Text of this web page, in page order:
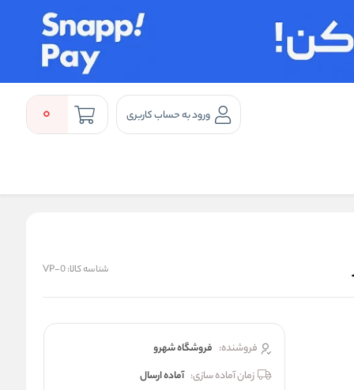
ورود به حساب کاربری 0
شناسه کالا:VP-0
فروشنده: فروشگاه شهرو
زمان آماده سازی: آماده ارسال